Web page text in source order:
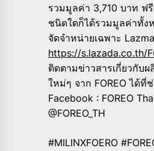
รวมมูลค่า 3,710 บาท ฟ
ชนิดใดก็ได้รวมมูลค่าทั้ง
จัดจำหน่ายเฉพาะ
https://s.lazada.co.th/
ติดตามข่าวสารเกี่ยวกับ
ใหม่ๆ จาก FOREO ได้ที่
Facebook : FOREO
@FOREO_TH
#MILINXFOERO